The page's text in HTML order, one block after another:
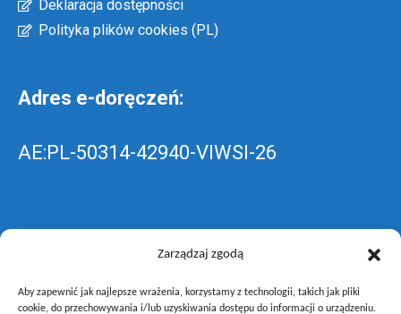
Zarządzaj zgodą
Aby zapewnić jak najlepsze wrażenia, korzystamy z technologii, takich jak pliki
cookie, do przechowywania i/lub uzyskiwania dostępu do informacji o urządzeniu.
Deklaracja dostępności
Polityka plików cookies (PL)
Adres e-doręczeń:
AE:PL-50314-42940-VIWSI-26
Skrzynka EPUAP: ZespolLowicz
wyślij pismo ogólne do szkoły –poprzez